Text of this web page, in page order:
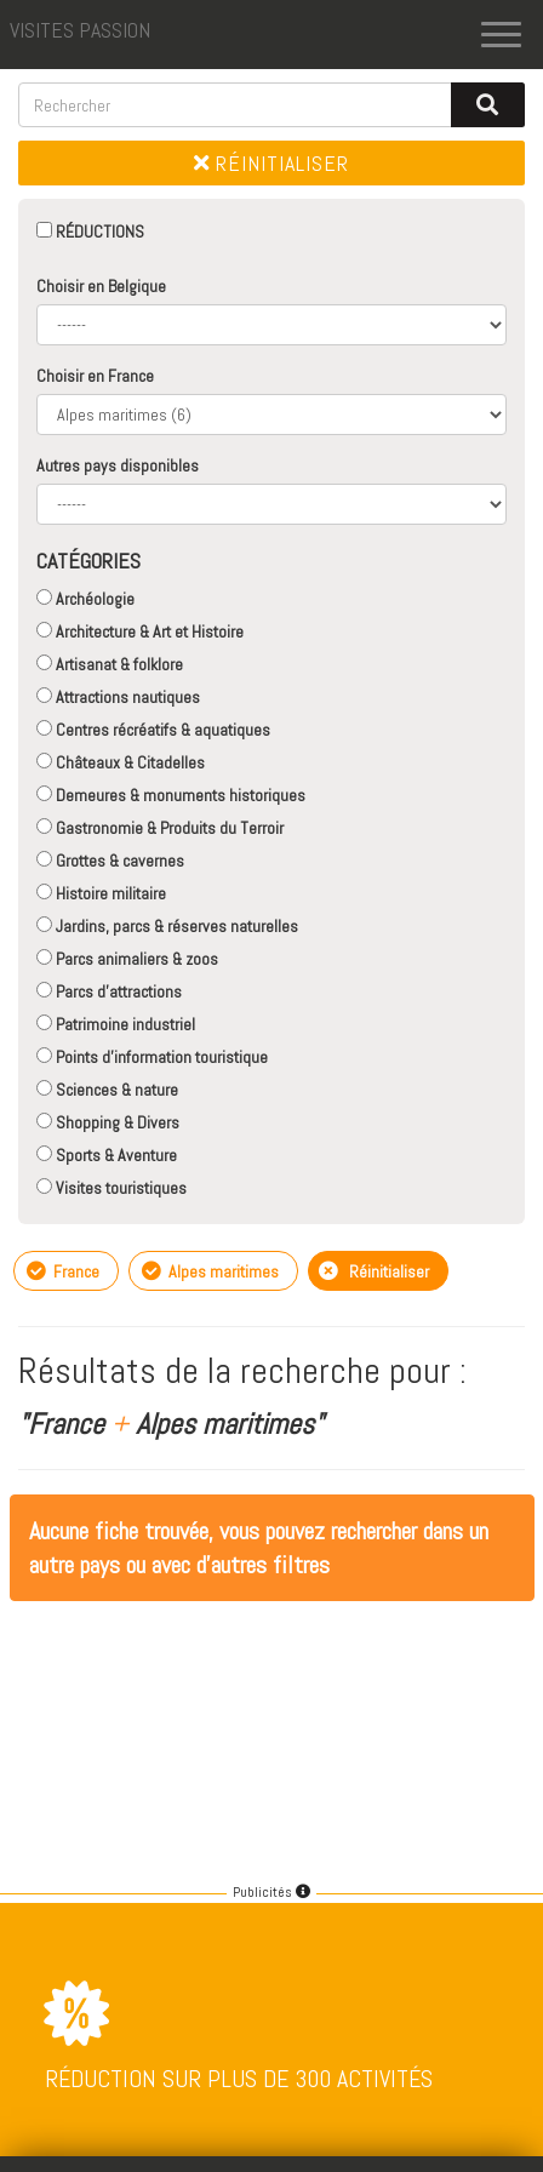
VISITES PASSION
RÉINITIALISER
RÉDUCTIONS
Choisir en Belgique
Choisir en France
Autres pays disponibles
CATÉGORIES
Archéologie
Architecture & Art et Histoire
Artisanat & folklore
Attractions nautiques
Centres récréatifs & aquatiques
Châteaux & Citadelles
Demeures & monuments historiques
Gastronomie & Produits du Terroir
Grottes & cavernes
Histoire militaire
Jardins, parcs & réserves naturelles
Parcs animaliers & zoos
Parcs d'attractions
Patrimoine industriel
Points d'information touristique
Sciences & nature
Shopping & Divers
Sports & Aventure
Visites touristiques
France Alpes maritimes Réinitialiser
Résultats de la recherche pour :
"France +Alpes maritimes"
Aucune fiche trouvée, vous pouvez rechercher dans un
autre pays ou avec d'autres filtres
Publicités
RÉDUCTION SUR PLUS DE 300 ACTIVITÉS